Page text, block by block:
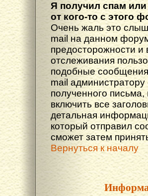
Я получил спам
от кого-то с этого
Очень жаль это
mail на данном
предосторожности и
отслеживания
подобные
mail
полученного
включить все
детальная
который отправил
сможет затем
Вернуться к началу